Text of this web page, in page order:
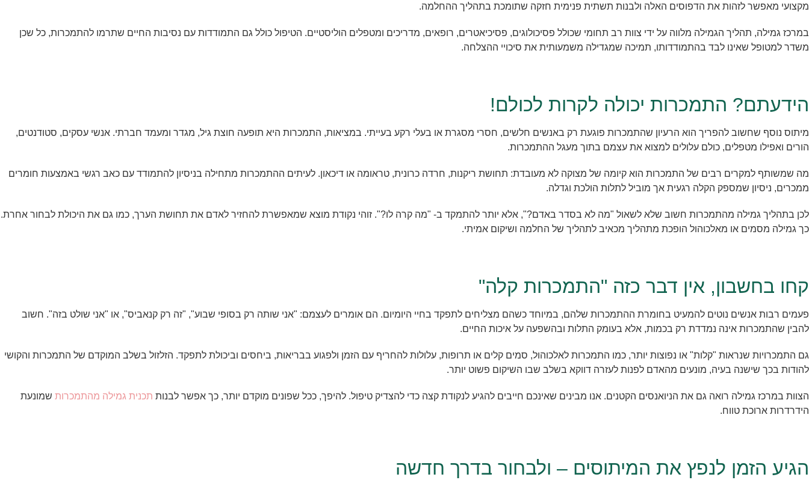
מקצועי מאפשר לזהות את הדפוסים האלה ולבנות תשתית פנימית חזקה שתומכת בתהליך ההחלמה.
במרכז גמילה, תהליך הגמילה מלווה על ידי צוות רב תחומי שכולל פסיכולוגים, פסיכיאטרים, רופאים, מדריכים ומטפלים הוליסטיים. הטיפול כולל גם התמודדות עם נסיבות החיים שתרמו להתמכרות, כל שכן
משדר למטופל שאינו לבד בהתמודדותו, תמיכה שמגדילה משמעותית את סיכויי ההצלחה.
הידעתם? התמכרות יכולה לקרות לכולם!
מיתוס נוסף שחשוב להפריך הוא הרעיון שהתמכרות פוגעת רק באנשים חלשים, חסרי מסגרת או בעלי רקע בעייתי. במציאות, התמכרות היא תופעה חוצת גיל, מגדר ומעמד חברתי. אנשי עסקים, סטודנטים,
הורים ואפילו מטפלים, כולם עלולים למצוא את עצמם בתוך מעגל ההתמכרות.
מה שמשותף למקרים רבים של התמכרות הוא קיומה של מצוקה לא מעובדת: תחושת ריקנות, חרדה כרונית, טראומה או דיכאון. לעיתים ההתמכרות מתחילה בניסיון להתמודד עם כאב רגשי באמצעות חומרים
ממכרים, ניסיון שמספק הקלה רגעית אך מוביל לתלות הולכת וגדלה.
לכן בתהליך גמילה מהתמכרות חשוב שלא לשאול "מה לא בסדר באדם?", אלא יותר להתמקד ב- "מה קרה לו?". זוהי נקודת מוצא שמאפשרת להחזיר לאדם את תחושת הערך, כמו גם את היכולת לבחור אחרת.
כך גמילה מסמים או מאלכוהול הופכת מתהליך מכאיב לתהליך של החלמה ושיקום אמיתי.
קחו בחשבון, אין דבר כזה "התמכרות קלה"
פעמים רבות אנשים נוטים להמעיט בחומרת ההתמכרות שלהם, במיוחד כשהם מצליחים לתפקד בחיי היומיום. הם אומרים לעצמם: "אני שותה רק בסופי שבוע", "זה רק קנאביס", או "אני שולט בזה". חשוב
להבין שהתמכרות אינה נמדדת רק בכמות, אלא בעומק התלות ובהשפעה על איכות החיים.
גם התמכרויות שנראות "קלות" או נפוצות יותר, כמו התמכרות לאלכוהול, סמים קלים או תרופות, עלולות להחריף עם הזמן ולפגוע בבריאות, ביחסים וביכולת לתפקד. הזלזול בשלב המוקדם של התמכרות והקושי
להודות בכך שישנה בעיה, מונעים מהאדם לפנות לעזרה דווקא בשלב שבו השיקום פשוט יותר.
הצוות במרכז גמילה רואה גם את הניואנסים הקטנים. אנו מבינים שאינכם חייבים להגיע לנקודת קצה כדי להצדיק טיפול. להיפך, ככל שפונים מוקדם יותר, כך אפשר לבנות תכנית גמילה מהתמכרות שמונעת
הידרדרות ארוכת טווח.
הגיע הזמן לנפץ את המיתוסים – ולבחור בדרך חדשה